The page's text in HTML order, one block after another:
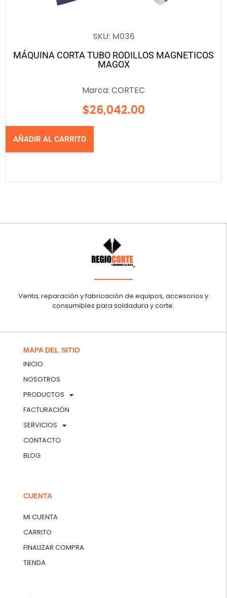
SKU: M036
MÁQUINA CORTA TUBO RODILLOS MAGNETICOS
MAGOX
Marca: CORTEC
$26,042.00
AÑADIR AL CARRITO
Venta, reparación y fabricación de equipos, accesorios y
consumibles para soldadura y corte.
MAPA DEL SITIO
INICIO
NOSOTROS
PRODUCTOS
FACTURACIÓN
SERVICIOS
CONTACTO
BLOG
CUENTA
MI CUENTA
CARRITO
FINALIZAR COMPRA
TIENDA